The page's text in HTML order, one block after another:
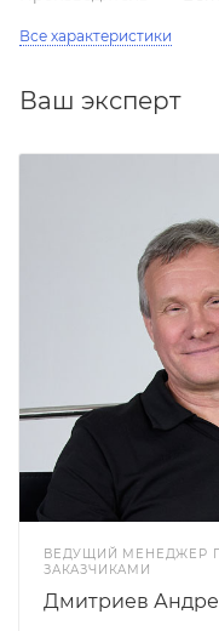
Все характеристики
Ваш эксперт
ВЕДУЩИЙ МЕНЕДЖЕР
ЗАКАЗЧИКАМИ
Дмитриев